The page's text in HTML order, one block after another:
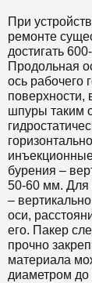
При
ремонте
достигать
Продольная
ось рабочего
шпуры таким
бурения –
50-60 мм. Для
–
оси,
его. Пакер
прочно
материала
диаметром